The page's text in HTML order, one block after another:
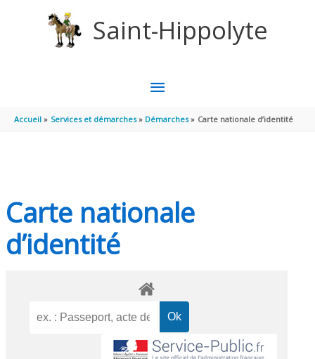
Saint-Hippolyte
MENU
PRINCIPAL
Accueil Services et démarches Démarches Carte nationale d’identité
Carte nationale
d’identité